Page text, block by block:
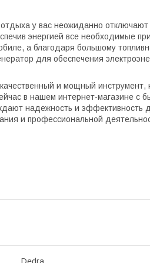
у вас неожиданно отключают
энергией все необходимые
а благодаря большому
для обеспечения
и мощный инструмент,
в нашем интернет-магазине с
надежность и эффективность
и профессиональной